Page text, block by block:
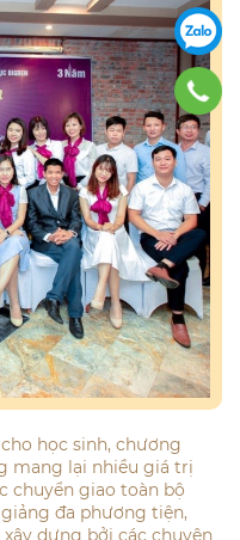
học sinh, chương
mang lại nhiều giá trị
chuyển giao toàn bộ
đa phương tiện,
dựng bởi các chuyên